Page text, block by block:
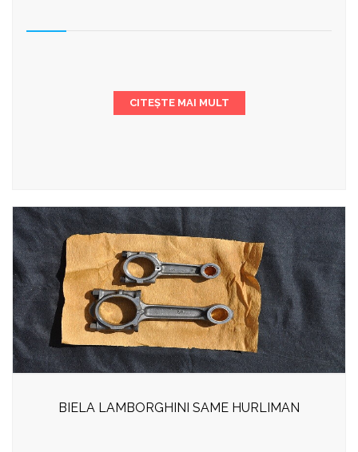
CITEȘTE MAI MULT
BIELA LAMBORGHINI SAME HURLIMAN